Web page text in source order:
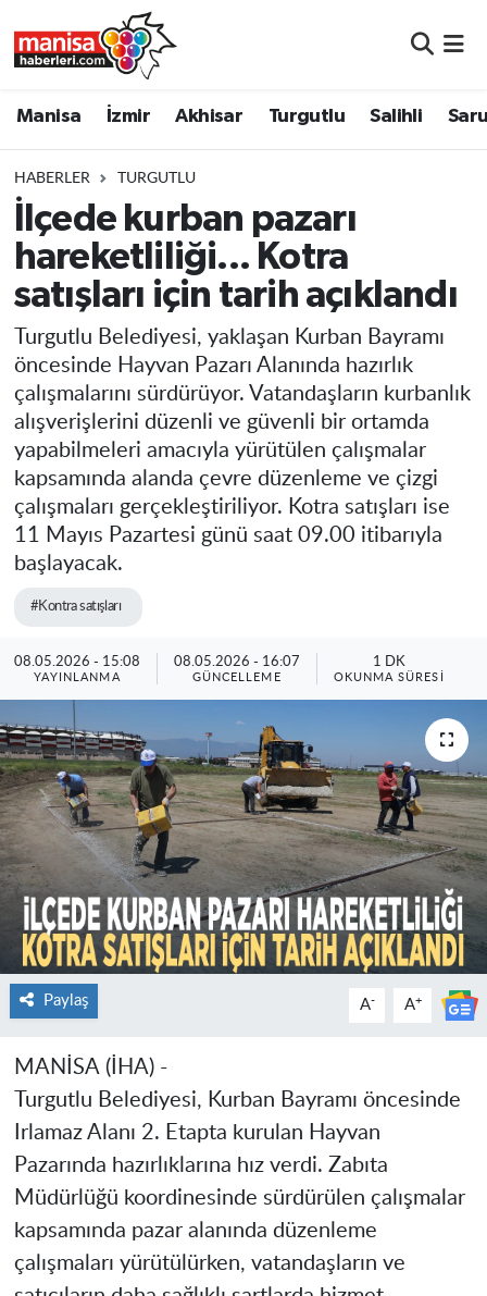
Manisa İzmir Akhisar Turgutlu Salihli
HABERLER TURGUTLU
İlçede kurban pazarı
hareketliliği... Kotra
satışları için tarih açıklandı
Turgutlu Belediyesi, yaklaşan Kurban Bayramı
öncesinde Hayvan Pazarı Alanında hazırlık
çalışmalarını sürdürüyor. Vatandaşların kurbanlık
alışverişlerini düzenli ve güvenli bir ortamda
yapabilmeleri amacıyla yürütülen çalışmalar
kapsamında alanda çevre düzenleme ve çizgi
çalışmaları gerçekleştiriliyor. Kotra satışları ise
11 Mayıs Pazartesi günü saat 09.00 itibarıyla
başlayacak.
#Kontra satışları
08.05.2026 - 15:08
YAYINLANMA
08.05.2026 - 16:07
GÜNCELLEME
1 DK
OKUNMA SÜRESI
Paylaş A- A+
MANİSA (İHA) -
Turgutlu Belediyesi, Kurban Bayramı öncesinde
Irlamaz Alanı 2. Etapta kurulan Hayvan
Pazarında hazırlıklarına hız verdi. Zabıta
Müdürlüğü koordinesinde sürdürülen çalışmalar
kapsamında pazar alanında düzenleme
çalışmaları yürütülürken, vatandaşların ve
Turgutlu
Salihli
Saruhanlı
Soma
Resmi İlanlar
Manisa Nöbetçi Eczaneler
Manisa Trafik Yoğunluk Haritası
Süper Lig Puan Durumu ve Fikstür
Tüm Manşetler
Son Dakika Haberleri
Haber Arşivi